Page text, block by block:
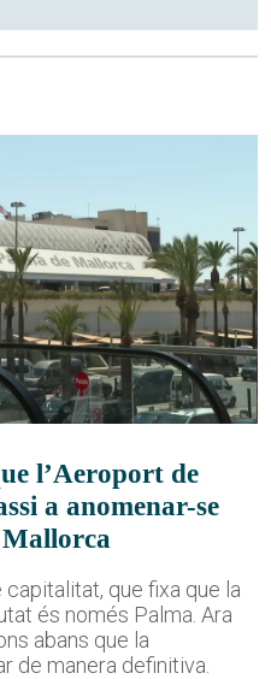
l’Aeroport de
a anomenar-se
capitalitat, que fixa que la
és només Palma. Ara
abans que la
de manera definitiva.